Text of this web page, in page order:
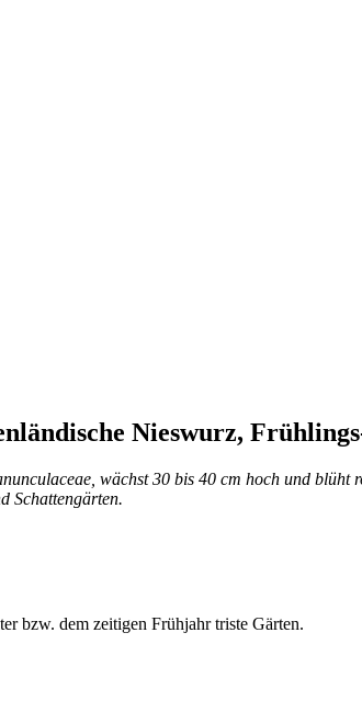
Nieswurz,
wächst 30 bis 40 cm hoch und
Schattengärten.
bzw. dem zeitigen Frühjahr triste Gärten.